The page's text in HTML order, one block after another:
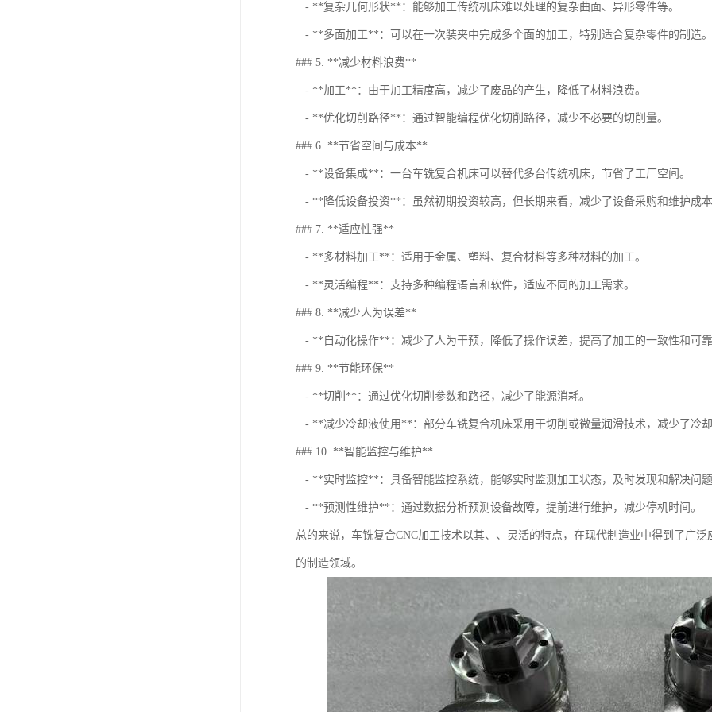
- **复杂几何形状**：能够加工传统机床难以处理的复杂曲面、异形零件等。
- **多面加工**：可以在一次装夹中完成多个面的加工，特别适合复杂零件的制造。
### 5. **减少材料浪费**
- **加工**：由于加工精度高，减少了废品的产生，降低了材料浪费。
- **优化切削路径**：通过智能编程优化切削路径，减少不必要的切削量。
### 6. **节省空间与成本**
- **设备集成**：一台车铣复合机床可以替代多台传统机床，节省了工厂空间。
- **降低设备投资**：虽然初期投资较高，但长期来看，减少了设备采购和维护成本
### 7. **适应性强**
- **多材料加工**：适用于金属、塑料、复合材料等多种材料的加工。
- **灵活编程**：支持多种编程语言和软件，适应不同的加工需求。
### 8. **减少人为误差**
- **自动化操作**：减少了人为干预，降低了操作误差，提高了加工的一致性和可靠
### 9. **节能环保**
- **切削**：通过优化切削参数和路径，减少了能源消耗。
- **减少冷却液使用**：部分车铣复合机床采用干切削或微量润滑技术，减少了冷却
### 10. **智能监控与维护**
- **实时监控**：具备智能监控系统，能够实时监测加工状态，及时发现和解决问题
- **预测性维护**：通过数据分析预测设备故障，提前进行维护，减少停机时间。
总的来说，车铣复合CNC加工技术以其、、灵活的特点，在现代制造业中得到了广
的制造领域。